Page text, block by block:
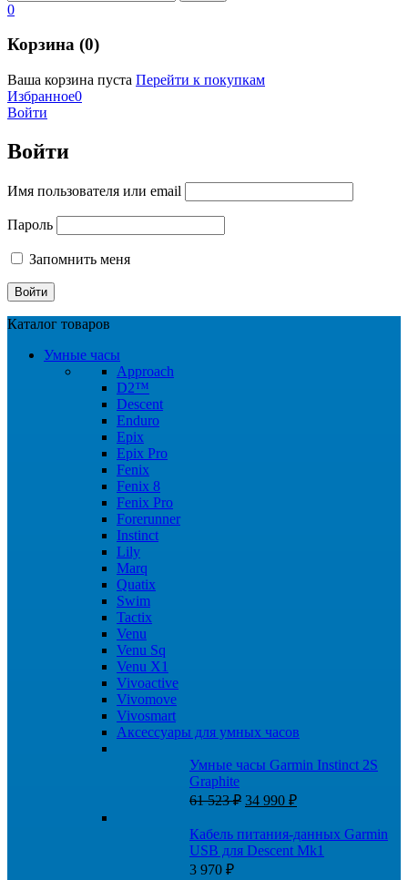
0
Корзина (0)
Ваша корзина пуста Перейти к покупкам
Избранное0
Войти
Войти
Имя пользователя или email
Пароль
Запомнить меня
Каталог товаров
Умные часы
Approach
D2™
Descent
Enduro
Epix
Epix Pro
Fenix
Fenix 8
Fenix Pro
Forerunner
Instinct
Lily
Marq
Quatix
Swim
Tactix
Venu
Venu Sq
Venu X1
Vivoactive
Vivomove
Vivosmart
Аксессуары для умных часов
Умные часы Garmin Instinct 2S
Graphite
61 523₽ Первоначальная
составляла
61
34 990 ₽Текущая
34
990 ₽.
Кабель питания-данных Garmin
USB для Descent Mk1
3 970 ₽